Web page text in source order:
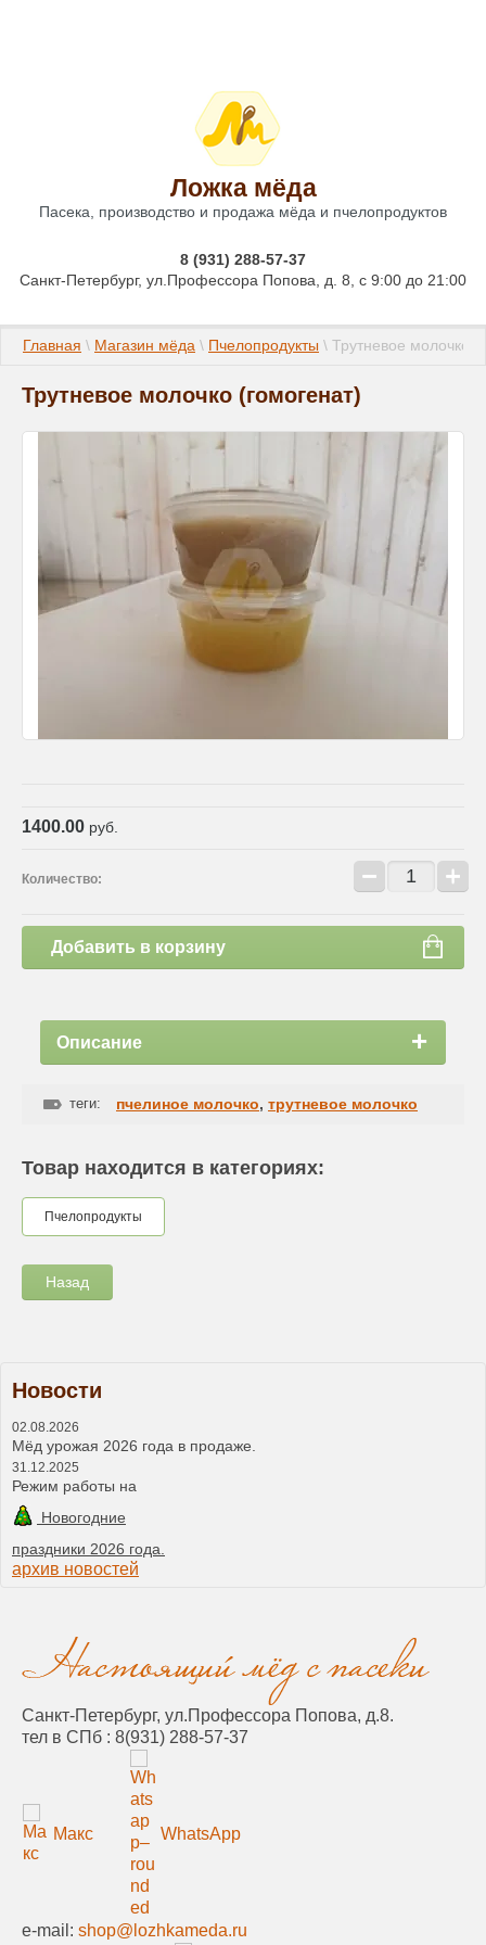
Ложка мёда
Пасека, производство и продажа мёда и пчелопродуктов
8 (931) 288-57-37
Санкт-Петербург, ул.Профессора Попова, д. 8, с 9:00 до 21:00
Главная \ Магазин мёда \ Пчелопродукты \ Трутневое молочко
Трутневое молочко (гомогенат)
1400.00 руб.
Количество: − +
Добавить в корзину
Описание
теги: пчелиное молочко, трутневое молочко
Товар находится в категориях:
Пчелопродукты
Назад
Новости
02.08.2026
Мёд урожая 2026 года в продаже.
31.12.2025
Режим работы на
Новогодние
праздники 2026 года.
архив новостей
Санкт-Петербург, ул.Профессора Попова, д.8.
тел в СПб : 8(931) 288-57-37
Макс WhatsApp
e-mail: shop@lozhkameda.ru